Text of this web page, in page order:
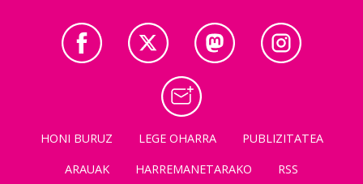
HONI BURUZ LEGE OHARRA
PUBLIZITATEA
ARAUAK
HARREMANETARAKO RSS